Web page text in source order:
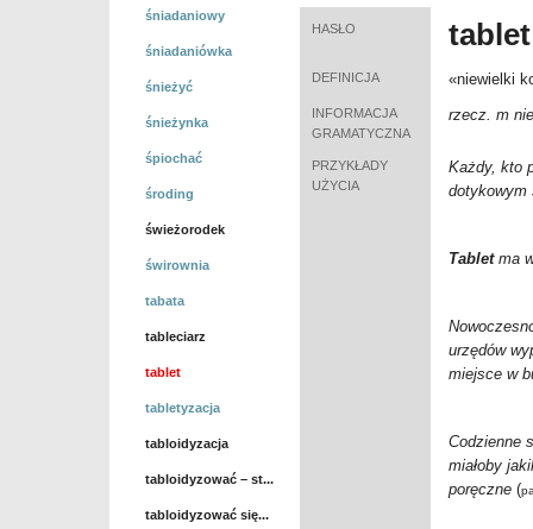
śniadaniowy
śniadaniówka
śnieżyć
śnieżynka
śpiochać
środing
świeżorodek
świrownia
tabata
tableciarz
tablet
tabletyzacja
tabloidyzacja
tabloidyzować – st...
tabloidyzować się...
HASŁO
DEFINICJA «niewielki
INFORMACJA
GRAMATYCZNA
rzecz. m
PRZYKŁADY
UŻYCIA
Każdy, kto
dotykowym
Tablet ma
urzędów
miejsce w
Codzienne
miałoby
poręczne (